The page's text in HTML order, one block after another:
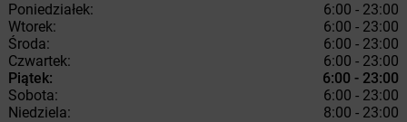
Poniedziałek:
6:00 - 23:00
Wtorek:
6:00 - 23:00
Środa:
6:00 - 23:00
Czwartek:
6:00 - 23:00
Piątek:
6:00 - 23:00
Sobota:
6:00 - 23:00
Niedziela:
8:00 - 23:00